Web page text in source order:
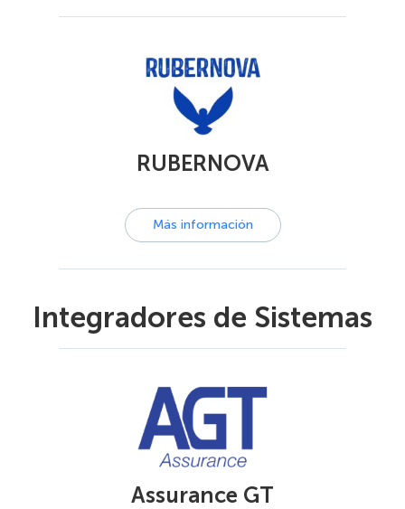
RUBERNOVA
Más información
Integradores de Sistemas
Assurance GT